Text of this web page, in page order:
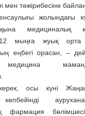
мен тәжірибесіне
жолындағы
медициналық
12 мыңға жуық
еңбегі орасан, –
медицина
осы күні
фармация